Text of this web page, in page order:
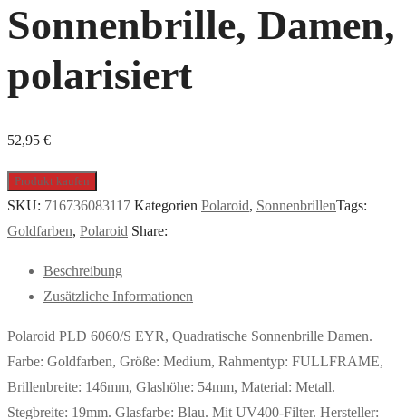
Sonnenbrille, Damen,
polarisiert
52,95 €
Produkt kaufen
SKU: 716736083117 Kategorien Polaroid, SonnenbrillenTags:
Goldfarben, Polaroid Share:
Beschreibung
Zusätzliche Informationen
Polaroid PLD 6060/S EYR, Quadratische Sonnenbrille Damen.
Farbe: Goldfarben, Größe: Medium, Rahmentyp: FULLFRAME,
Brillenbreite: 146mm, Glashöhe: 54mm, Material: Metall.
Stegbreite: 19mm. Glasfarbe: Blau. Mit UV400-Filter. Hersteller: